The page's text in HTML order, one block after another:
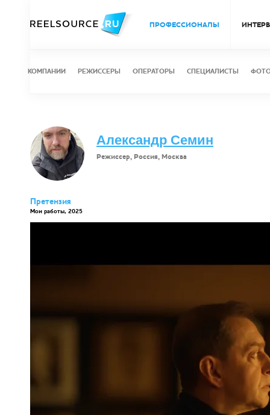
ПРОФЕССИОНАЛЫ
КОМПАНИИ РЕЖИССЕРЫ ОПЕРАТОРЫ СПЕЦИАЛИСТЫ
Александр Семин
Режиссер, Россия, Москва
Претензия
Мои работы, 2025